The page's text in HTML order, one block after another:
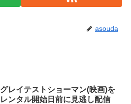
asouda
グレイテストショーマン(映画)を
レンタル開始日前に見逃し配信